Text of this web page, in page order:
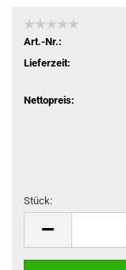
Art.-Nr.:
Lieferzeit:
Nettopreis:
Stück: